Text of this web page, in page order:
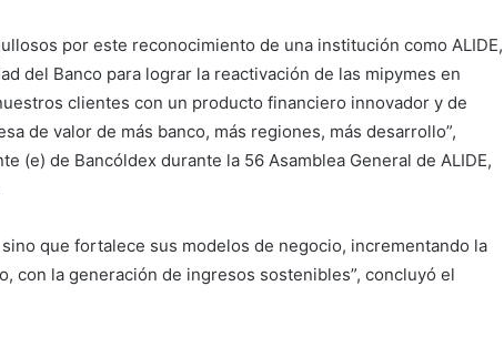
por este reconocimiento de una institución como ALIDE,
del Banco para lograr la reactivación de las mipymes en
clientes con un producto financiero innovador y de
de valor de más banco, más regiones, más desarrollo”,
(e) de Bancóldex durante la 56 Asamblea General de ALIDE,
que fortalece sus modelos de negocio, incrementando la
con la generación de ingresos sostenibles”, concluyó el